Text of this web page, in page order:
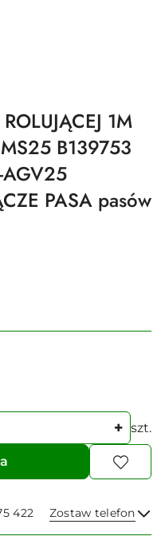
1M
B139753
PASA pasów
szt.
422 Zostaw telefon